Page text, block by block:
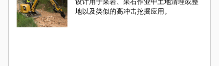
地以及类似的高冲击挖掘应用。